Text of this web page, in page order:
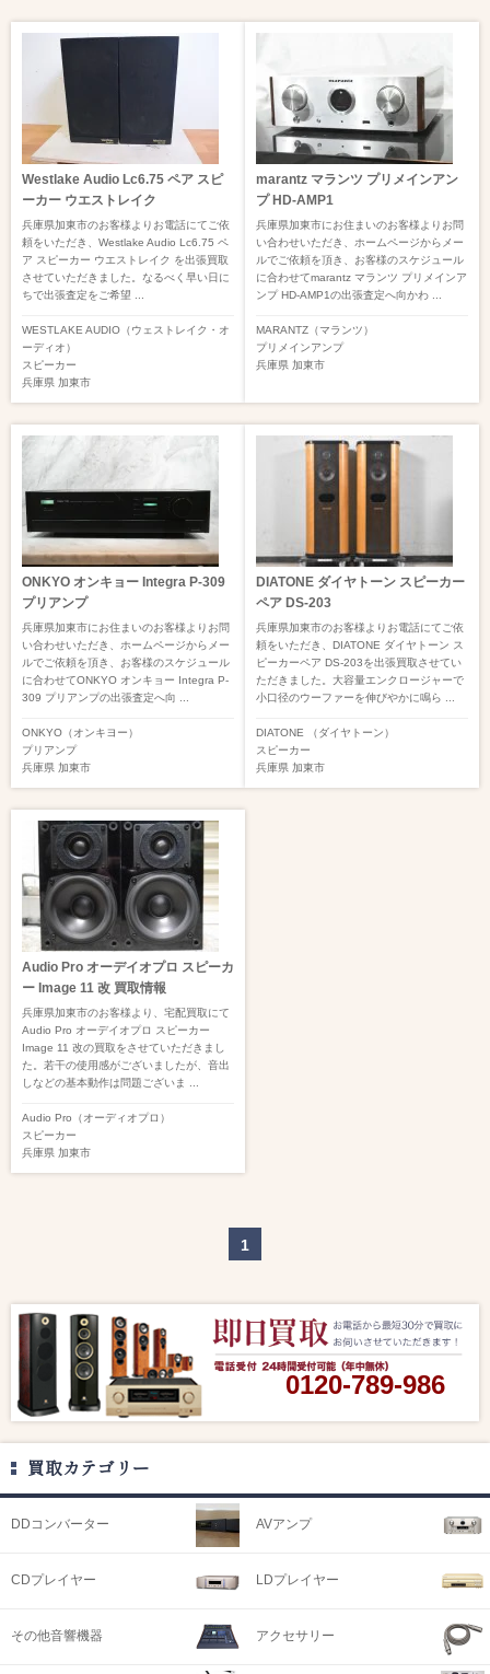
Westlake Audio Lc6.75 ペア スピ
ーカー ウエストレイク
兵庫県加東市のお客様よりお電話にてご依
頼をいただき、Westlake Audio Lc6.75 ペ
ア スピーカー ウエストレイク を出張買取
させていただきました。なるべく早い日に
ちで出張査定をご希望 ...
WESTLAKE AUDIO（ウェストレイク・オ
ーディオ）
スピーカー
兵庫県 加東市
marantz マランツ プリメインアン
プ HD-AMP1
兵庫県加東市にお住まいのお客様よりお問
い合わせいただき、ホームページからメー
ルでご依頼を頂き、お客様のスケジュール
に合わせてmarantz マランツ プリメインア
ンプ HD-AMP1の出張査定へ向かわ ...
MARANTZ（マランツ）
プリメインアンプ
兵庫県 加東市
ONKYO オンキョー Integra P-309
プリアンプ
兵庫県加東市にお住まいのお客様よりお問
い合わせいただき、ホームページからメー
ルでご依頼を頂き、お客様のスケジュール
に合わせてONKYO オンキョー Integra P-
309 プリアンプの出張査定へ向 ...
ONKYO（オンキヨー）
プリアンプ
兵庫県 加東市
DIATONE ダイヤトーン スピーカー
ペア DS-203
兵庫県加東市のお客様よりお電話にてご依
頼をいただき、DIATONE ダイヤトーン ス
ピーカーペア DS-203を出張買取させてい
ただきました。大容量エンクロージャーで
小口径のウーファーを伸びやかに鳴ら ...
DIATONE （ダイヤトーン）
スピーカー
兵庫県 加東市
Audio Pro オーデイオプロ スピーカ
ー Image 11 改 買取情報
兵庫県加東市のお客様より、宅配買取にて
Audio Pro オーデイオプロ スピーカー
Image 11 改の買取をさせていただきまし
た。若干の使用感がございましたが、音出
しなどの基本動作は問題ございま ...
Audio Pro（オーディオプロ）
スピーカー
兵庫県 加東市
1
0120-789-986
買取カテゴリー
DDコンバーター AVアンプ
CDプレイヤー LDプレイヤー
その他音響機器 アクセサリー